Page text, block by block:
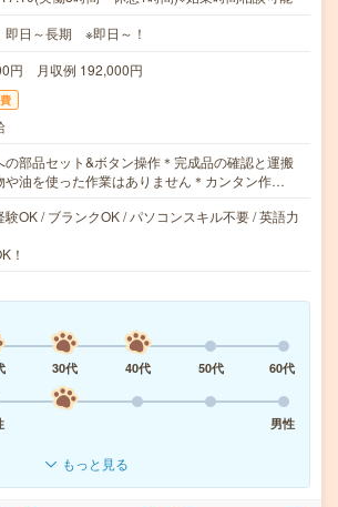
即日～長期 ※即日～！
円 月収例 192,000円
の部品セット&ボタン操作＊完成品の確認と運搬
や油を使った作業はありません＊カンタン作…
験OK / ブランクOK / パソコンスキル不要 / 英語力
！
30代 40代 50代
60代
男性
もっと見る